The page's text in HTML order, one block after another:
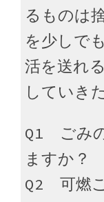
るものは
を少しで
活を送れ
していき
Q1 ごみ
ますか？
Q2 可燃